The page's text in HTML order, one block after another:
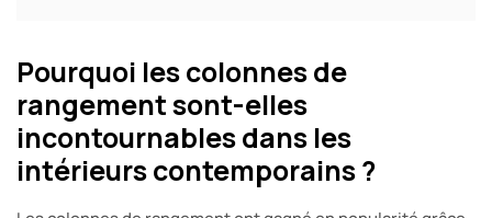
Pourquoi les colonnes de
rangement sont-elles
incontournables dans les
intérieurs contemporains ?